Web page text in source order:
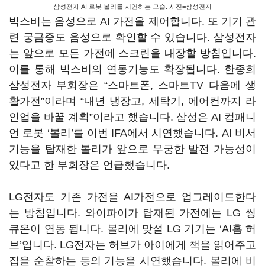
삼성전자 AI 로봇 볼리를 시연하는 모습. 사진=삼성전자
빅스비는 음성으로 AI 가전을 제어합니다. 또 기기 관
련 궁금증도 음성으로 확인할 수 있습니다. 삼성전자
는 앞으로 모든 가전에 스크린을 내장할 방침입니다.
이를 통해 빅스비의 연동기능도 확장됩니다. 한종희
삼성전자 부회장은 “스마트폰, 스마트TV 다음에 생
활가전”이라며 “내년 냉장고, 세탁기, 에어컨까지 라
인업을 바꿀 계획”이라고 했습니다. 삼성은 AI 컴패니
언 로봇 ‘볼리’를 이번 IFA에서 시연했습니다. AI 비서
기능을 탑재한 볼리가 앞으로 무궁한 발전 가능성이
있다고 한 부회장은 언급했습니다.
LG전자도 기존 가전을 AI가전으로 업그레이드한다
는 방침입니다. 와이파이가 탑재된 가전에는 LG 씽
큐온이 연동 됩니다. 볼리에 맞설 LG 기기는 ‘AI홈 허
브’입니다. LG전자는 허브가 아이에게 책을 읽어주고
집을 순찰하는 등의 기능을 시연했습니다. 볼리에 비